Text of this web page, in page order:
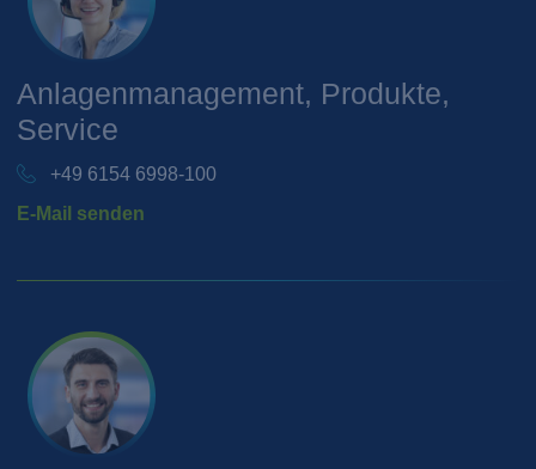
Anlagenmanagement, Produkte,
Service
+49 6154 6998-100
E-Mail senden